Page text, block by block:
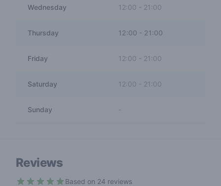
Wednesday 12:00 - 21:00
Thursday 12:00 - 21:00
Friday 12:00 - 21:00
Saturday 12:00 21:00
Sunday -
Reviews
Based on 24 reviews